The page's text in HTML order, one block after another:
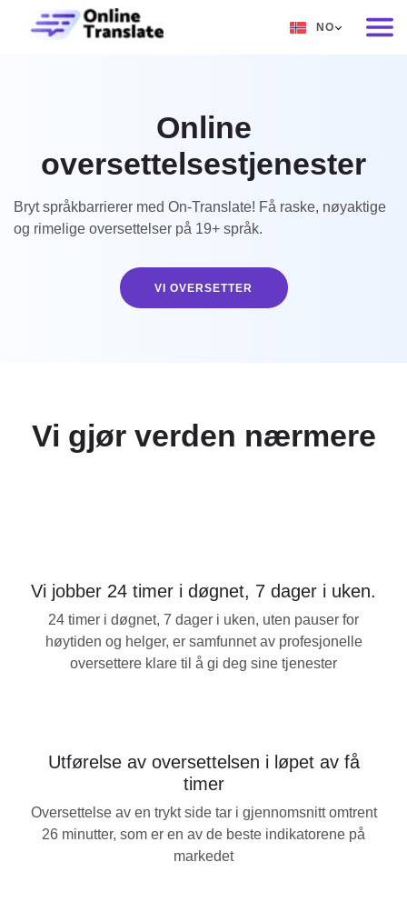
NO
IT
PT
ID
DA
Online
oversettelsestjenester
Bryt språkbarrierer med On-Translate! Få raske, nøyaktige
og rimelige oversettelser på 19+ språk.
VI OVERSETTER
Vi gjør verden nærmere
Vi jobber 24 timer i døgnet, 7 dager i uken.
24 timer i døgnet, 7 dager i uken, uten pauser for
høytiden og helger, er samfunnet av profesjonelle
oversettere klare til å gi deg sine tjenester
Utførelse av oversettelsen i løpet av få
timer
Oversettelse av en trykt side tar i gjennomsnitt omtrent
26 minutter, som er en av de beste indikatorene på
markedet